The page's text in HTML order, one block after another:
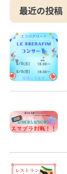
最近の投稿